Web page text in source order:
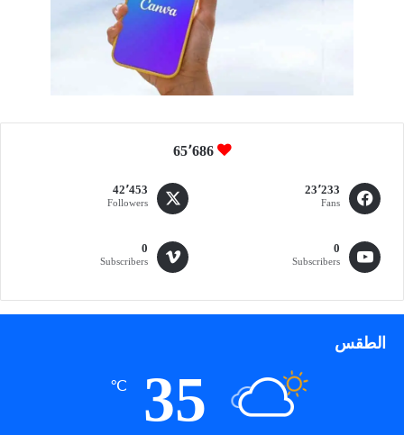
ي
65٬686
23٬233
Fans
42٬453
Followers
0
Subscribers
0
Subscribers
الطقس
35
℃